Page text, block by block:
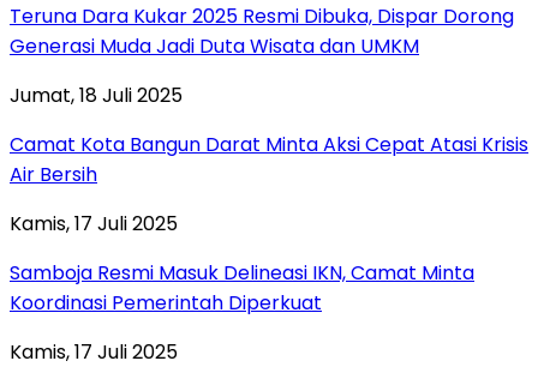
Teruna Dara Kukar 2025 Resmi Dibuka, Dispar Dorong
Generasi Muda Jadi Duta Wisata dan UMKM
Jumat, 18 Juli 2025
Camat Kota Bangun Darat Minta Aksi Cepat Atasi Krisis
Air Bersih
Kamis, 17 Juli 2025
Samboja Resmi Masuk Delineasi IKN, Camat Minta
Koordinasi Pemerintah Diperkuat
Kamis, 17 Juli 2025